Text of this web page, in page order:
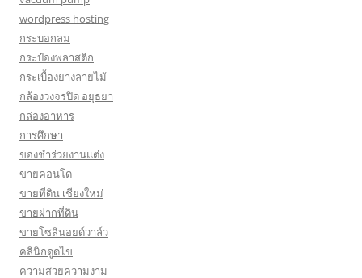
wordpress hosting
กระบอกลม
กระป๋องพลาสติก
กระเบื้องยางลายไม้
กล้องวงจรปิด อยุธยา
กล่องอาหาร
การศึกษา
ของชำร่วยงานแต่ง
ขายคอนโด
ขายที่ดิน เชียงใหม่
ขายฝากที่ดิน
ขายโซลินอยด์วาล์ว
คลินิกดูดไข
ความสวยความงาม